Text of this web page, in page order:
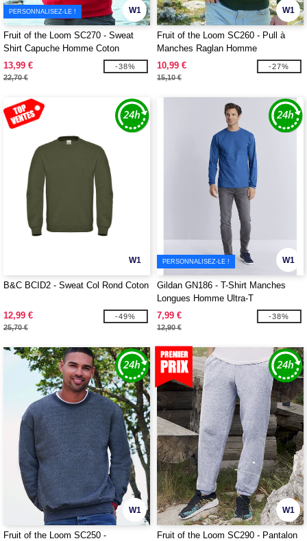
W1
PERSONNALISEZ-LE !
Fruit of the Loom SC270 - Sweat
Shirt Capuche Homme Coton
13,99 €
22,70 €
-38%
W1
Fruit of the Loom SC260 - Pull à
Manches Raglan Homme
10,99 €
15,10 €
-27%
W1
B&C BCID2 - Sweat Col Rond Coton
12,99 €
25,70 €
-49%
W1
PERSONNALISEZ-LE !
Gildan GN186 - T-Shirt Manches
Longues Homme Ultra-T
7,99 €
12,90 €
-38%
W1
Fruit of the Loom SC250 -
W1
Fruit of the Loom SC290 - Pantalon